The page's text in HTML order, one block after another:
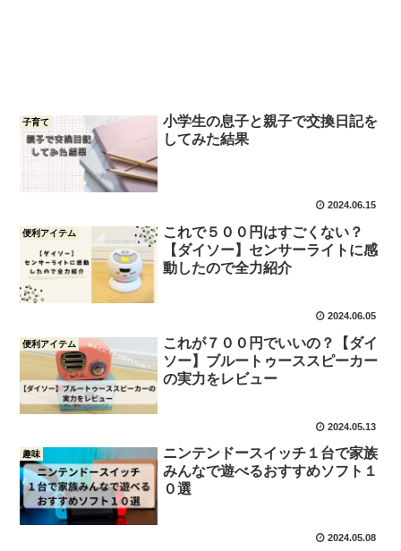
子育て
小学生の息子と親子で交換日記を
してみた結果
2024.06.15
便利アイテム
これで５００円はすごくない？
【ダイソー】センサーライトに感
動したので全力紹介
2024.06.05
便利アイテム
これが７００円でいいの？【ダイ
ソー】ブルートゥーススピーカー
の実力をレビュー
2024.05.13
趣味
ニンテンドースイッチ１台で家族
みんなで遊べるおすすめソフト１
０選
2024.05.08